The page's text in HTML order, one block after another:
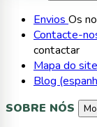
Envios Os
Contacte-
contactar
Mapa do site
Blog
SOBRE NÓS